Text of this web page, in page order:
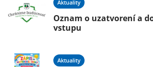
Aktuality
Oznam o uzatvorení a
vstupu
Aktuality